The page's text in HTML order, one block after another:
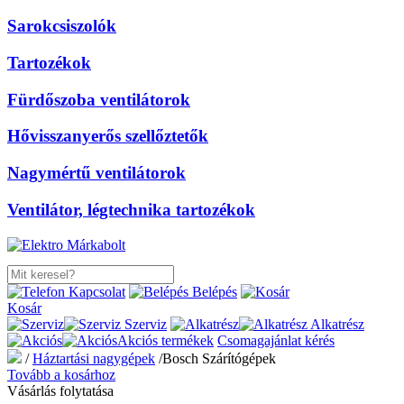
Sarokcsiszolók
Tartozékok
Fürdőszoba ventilátorok
Hővisszanyerős szellőztetők
Nagymértű ventilátorok
Ventilátor, légtechnika tartozékok
Kapcsolat
Belépés
Kosár
Szerviz
Alkatrész
Akciós termékek Csomagajánlat kérés
/Háztartási nagygépek /Bosch Szárítógépek
Tovább a kosárhoz
Vásárlás folytatása